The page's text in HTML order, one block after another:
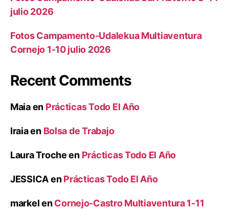
julio 2026
Fotos Campamento-Udalekua Multiaventura
Cornejo 1-10 julio 2026
Recent Comments
Maiaen Prácticas Todo El Año
Iraiaen Bolsa de Trabajo
Laura Trocheen Prácticas Todo El Año
JESSICAenPrácticas Todo El Año
markelenCornejo-Castro Multiaventura 1-11